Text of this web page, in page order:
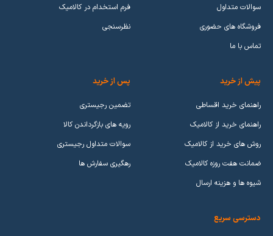
سوالات متداول
فروشگاه های حضوری
تماس با ما
فرم استخدام در کالامیک
نظرسنجی
پیش از خرید
راهنمای خرید اقساطی
راهنمای خرید از کالامیک
روش های خرید از کالامیک
ضمانت هفت روزه کالامیک
شیوه ها و هزینه ارسال
پس از خرید
تضمین رجیستری
رویه های بازگرداندن کالا
سوالات متداول رجیستری
رهگیری سفارش ها
دسترسی سریع